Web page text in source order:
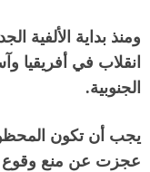
ومنذ بداية الألفية
انقلاب في أفريقيا
الجنوبية.
يجب أن تكون
عجزت عن منع وقوع